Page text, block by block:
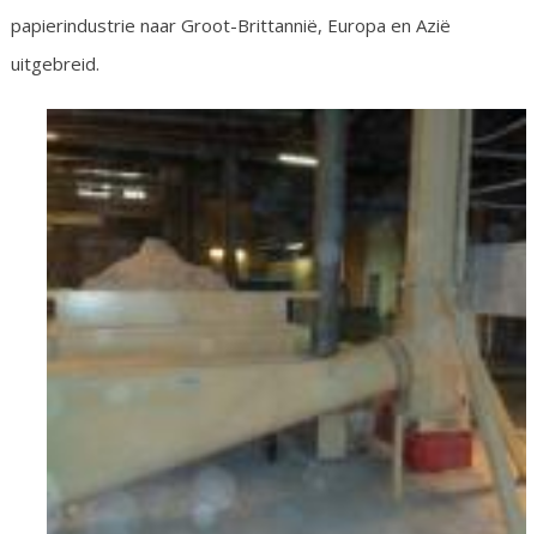
papierindustrie naar Groot-Brittannië, Europa en Azië
uitgebreid.